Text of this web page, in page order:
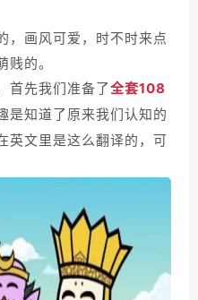
，画风可爱，时不时来点
的。
首先我们准备了全套108
是知道了原来我们认知的
英文里是这么翻译的，可